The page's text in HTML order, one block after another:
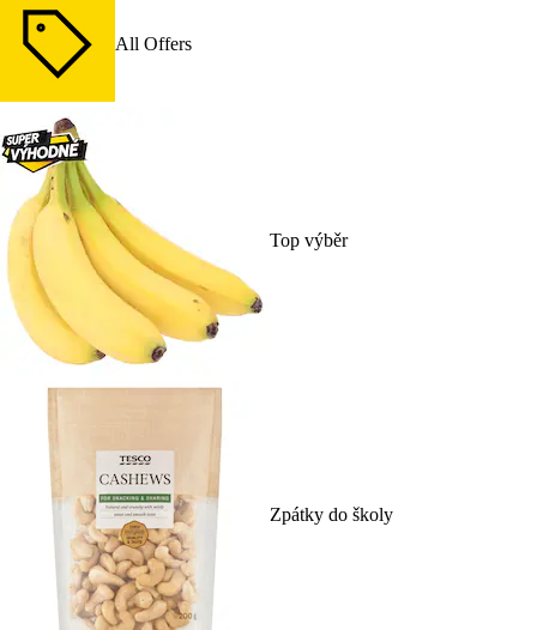
All Offers
Top výběr
Zpátky do školy